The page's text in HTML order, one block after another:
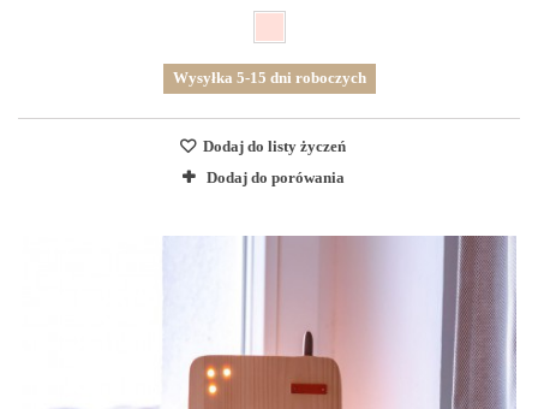
Wysyłka 5-15 dni roboczych
Dodaj do listy życzeń
Dodaj do porówania